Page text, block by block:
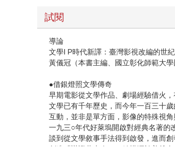
試閱
導論
文學I P時代新譯：臺灣影視改編的世
黃儀冠（本書主編、國立彰化師範大學
●借銀燈照文學傳奇
早期電影從文學作品、劇場經驗借火，
文學已有千年歷史，而今年一百三十
互動，並非是單方面，影像的特殊視
一九三○年代好萊塢開啟對經典名著的
談到從文學敘事手法得到啟發，進而
創造「辯證蒙太奇」，結構源於普希